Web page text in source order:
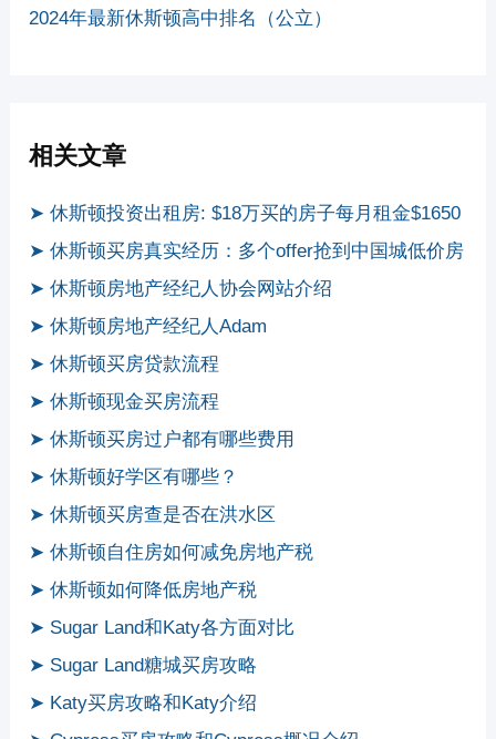
2024年最新休斯顿高中排名（公立）
相关文章
➤ 休斯顿投资出租房: $18万买的房子每月租金$1650
➤ 休斯顿买房真实经历：多个offer抢到中国城低价房
➤ 休斯顿房地产经纪人协会网站介绍
➤ 休斯顿房地产经纪人Adam
➤ 休斯顿买房贷款流程
➤ 休斯顿现金买房流程
➤ 休斯顿买房过户都有哪些费用
➤ 休斯顿好学区有哪些？
➤ 休斯顿买房查是否在洪水区
➤ 休斯顿自住房如何减免房地产税
➤ 休斯顿如何降低房地产税
➤ Sugar Land和Katy各方面对比
➤ Sugar Land糖城买房攻略
➤ Katy买房攻略和Katy介绍